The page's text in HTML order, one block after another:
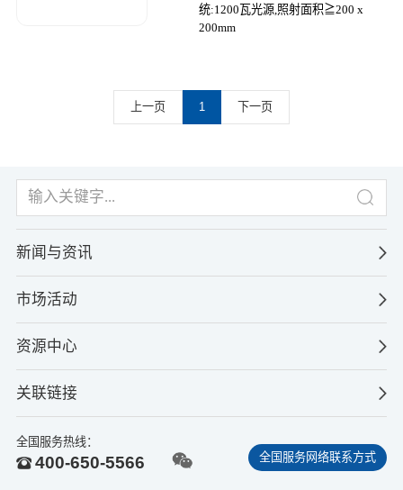
统:1200瓦光源,照射面积≧200 x
200mm
上一页 1 下一页
新闻与资讯
市场活动
资源中心
关联链接
全国服务热线：
400-650-5566 全国服务网络联系方式